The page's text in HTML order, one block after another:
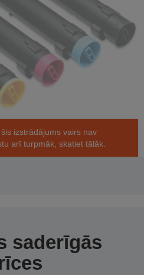
izstrādājums vairs nav
arī turpmāk, skatiet tālāk.
saderīgās